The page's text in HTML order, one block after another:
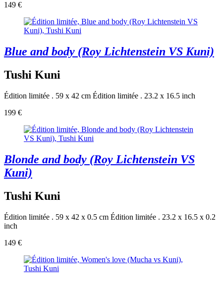
149 €
Blue and body (Roy Lichtenstein VS Kuni)
Tushi Kuni
Édition limitée . 59 x 42 cm Édition limitée . 23.2 x 16.5 inch
199 €
Blonde and body (Roy Lichtenstein VS
Kuni)
Tushi Kuni
Édition limitée . 59 x 42 x 0.5 cm Édition limitée . 23.2 x 16.5 x 0.2
inch
149 €